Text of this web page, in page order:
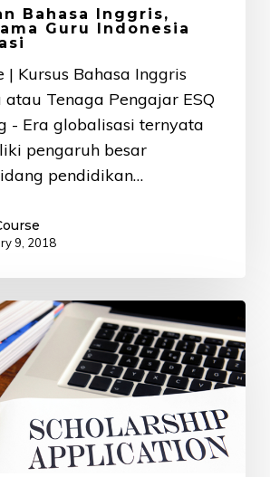
Bahasa Inggris,
Guru Indonesia
| Kursus Bahasa Inggris
Tenaga Pengajar ESQ
- Era globalisasi ternyata
pengaruh besar
pendidikan…
9, 2018